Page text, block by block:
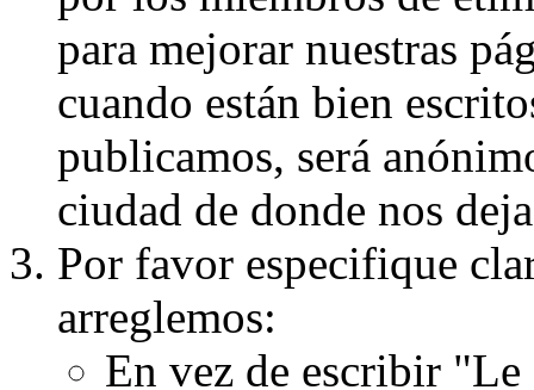
para mejorar nuestras
cuando están bien
publicamos, será
ciudad de donde nos
Por favor especifique
arreglemos:
En vez de escribir